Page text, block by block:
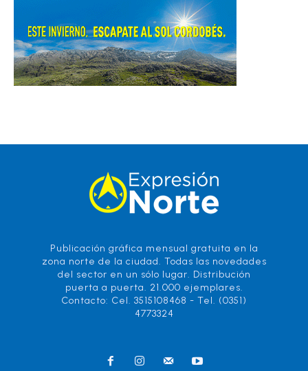
Publicación gráfica mensual gratuita en la
zona norte de la ciudad. Todas las novedades
del sector en un sólo lugar. Distribución
puerta a puerta. 21.000 ejemplares.
Contacto: Cel. 3515108468 - Tel. (0351)
4773324